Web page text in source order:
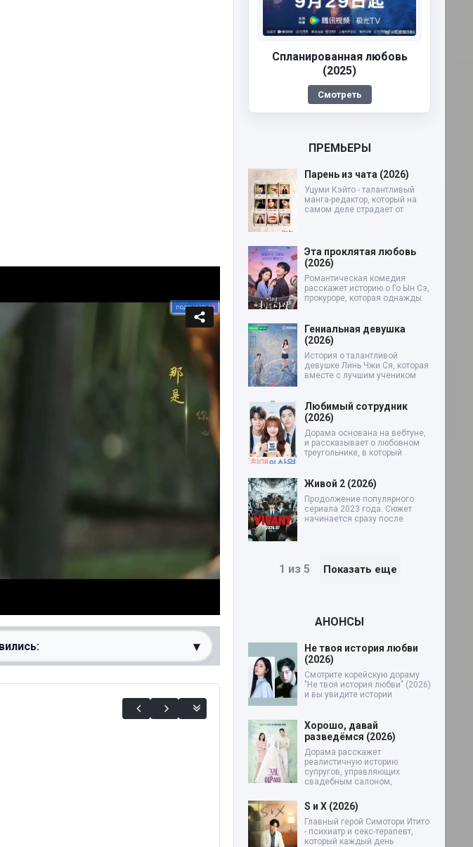
▾
0%
Спланированная любовь
(2025)
Смотреть
ПРЕМЬЕРЫ
Парень из чата (2026)
Уцуми Кэйто - талантливый
манга-редактор, который на
самом деле страдает от
Эта проклятая любовь
(2026)
Романтическая комедия
расскажет историю о Го Ын Сэ,
прокуроре, которая однажды
Гениальная девушка
(2026)
История о талантливой
девушке Линь Чжи Ся, которая
вместе с лучшим учеником
Любимый сотрудник
(2026)
Дорама основана на вебтуне,
и рассказывает о любовном
треугольнике, в который
Живой 2 (2026)
Продолжение популярного
сериала 2023 года. Сюжет
начинается сразу после
1 из 5 Показать еще
АНОНСЫ
Не твоя история любви
(2026)
Смотрите корейскую дораму
"Не твоя история любви" (2026)
и вы увидите истории
Хорошо, давай
разведёмся (2026)
Дорама расскажет
реалистичную историю
супругов, управляющих
свадебным салоном,
S и X (2026)
Главный герой Симотори Итито
- психиатр и секс-терапевт,
который каждый день